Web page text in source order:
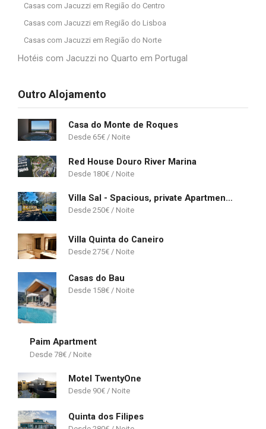
Casas com Jacuzzi em Região do Centro
Casas com Jacuzzi em Região do Lisboa
Casas com Jacuzzi em Região do Norte
Hotéis com Jacuzzi no Quarto em Portugal
Outro Alojamento
Casa do Monte de Roques
65€
Red House Douro River Marina
180€
Villa Sal - Spacious, private Apartment in a Villa with pool
250€
Villa Quinta do Caneiro
275€
Casas do Bau
158€
Paim Apartment
78€
Motel TwentyOne
90€
Quinta dos Filipes